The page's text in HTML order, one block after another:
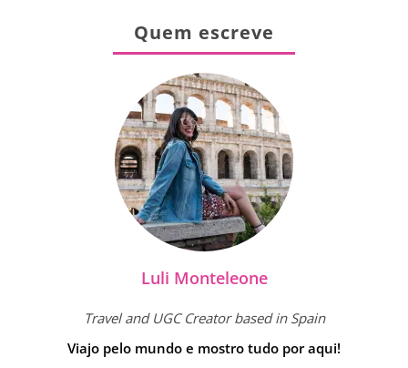
Quem escreve
Luli Monteleone
Travel and UGC Creator based in Spain
Viajo pelo mundo e mostro tudo por aqui!